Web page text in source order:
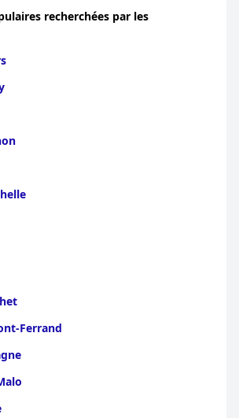
recherchées par les
Ferrand